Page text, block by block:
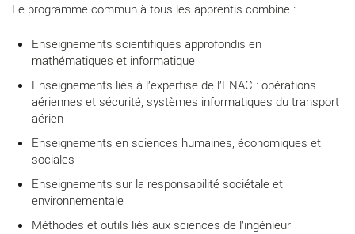
Le programme commun à tous les apprentis combine :
Enseignements scientifiques approfondis en
mathématiques et informatique
Enseignements liés à l’expertise de l’ENAC : opérations
aériennes et sécurité, systèmes informatiques du transport
aérien
Enseignements en sciences humaines, économiques et
sociales
Enseignements sur la responsabilité sociétale et
environnementale
Méthodes et outils liés aux sciences de l’ingénieur